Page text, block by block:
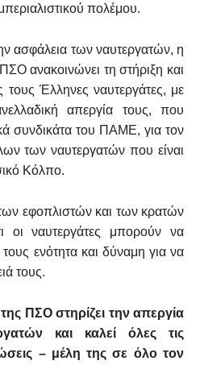
πολέμου.
ασφάλεια των ναυτεργατών, η
ανακοινώνει τη στήριξη και
Έλληνες ναυτεργάτες, με
απεργία τους, που
συνδικάτα του ΠΑΜΕ, για τον
των ναυτεργατών που είναι
Κόλπο.
εφοπλιστών και των κρατών
οι ναυτεργάτες μπορούν να
ενότητα και δύναμη για να
τους.
ΠΣΟ στηρίζει την απεργία
και καλεί όλες τις
– μέλη της σε όλο τον